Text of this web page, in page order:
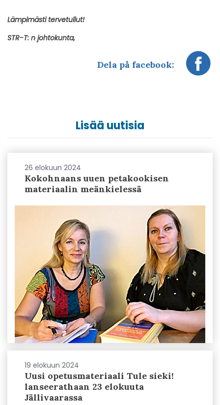
Lämpimästi tervetullut!
STR-T: n johtokunta,
Dela på facebook:
Lisää uutisia
26 elokuun 2024
Kokohnaans uuen petakookisen
materiaalin meänkielessä
19 elokuun 2024
Uusi opetusmateriaali Tule sieki!
lanseerathaan 23 elokuuta
Jällivaarassa